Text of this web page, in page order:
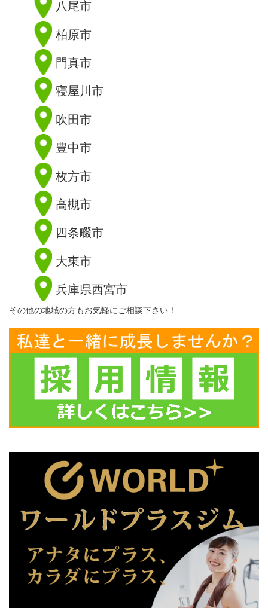
八尾市
柏原市
門真市
寝屋川市
吹田市
豊中市
枚方市
高槻市
四条畷市
大東市
兵庫県西宮市
その他の地域の方もお気軽にご相談下さい！